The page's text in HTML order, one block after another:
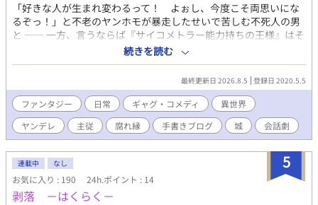
「好きな人が生まれ変わるって！ よぉし、今度こそ両思いにな
るぞっ！」と不老のヤンホモが暴走したせいで苦しむ不死人の男
と ―― 一方、言うならば『サイコメトラー能力持ちの王様』はそ
の従者にえらくパワハラやら何やら思うところあり……？ とか
く、それに関連した者らのブツ切り話。 ※倫理観薄めの汚いダー
クファンタジーです ※「♂同性愛者がまぁぼちぼちいますよ」と
いう程度で、それがメインというわけでもないです キャラ属性で
言うと【性虐待被害者死にたがり/ネグレクト娘/悪食盗っ人/腐女
子猫娘/監禁ヤンホモ/サイコメトラー猫口王様/←に粘着している
眉無し甘党/己を正当化するカニバetc】 ※男女CPもありますが、
それのR18はありません ※時系列バラバラに描いたものを改めて
時系列に並べ直しているので「最新のものが絵が上手い」という
わけではない事があります ※手書きブログ、というところで描き
なぐっていた作品です。仕様が変わって描き味が変わったので完
全新作が投稿されることはありません
続きを読む
最終更新日 2026.8.5 登録日 2020.5.5
ファンタジー 日常 ギャグ・コメディ
異世界
ヤンデレ
主従 腐れ縁 手書きブログ 城 会話劇
5
連載中 なし
お気に入り : 190 24h.ポイント : 14
剥落 －はくらく－